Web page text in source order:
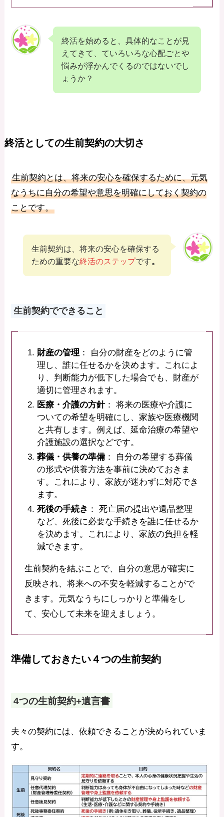
終活を始めると、具体的なことが見
えてきて、ていろいろな心配ごとや
悩みが浮かんでくるのではないでし
ょうか？
終活としての生前契約の大切さ
生前契約とは、将来の安心を確保するために、元気
なうちに自分の希望や意思を明確にしておく契約の
ことです。
生前契約は、将来の安心を確保する
ための重要な終活のステップです。
生前契約でできること
財産の管理 ： 自分の財産をどのように管
理し、誰に任せるかを決めます。これによ
り、判断能力が低下した場合でも、財産が
適切に管理されます。
医療・介護の方針： 将来の医療や介護に
ついての希望を明確にし、家族や医療機関
と共有します。例えば、延命治療の希望や
介護施設の選択などです。
葬儀・供養の準備： 自分の希望する葬儀
の形式や供養方法を事前に決めておきま
す。これにより、家族が迷わずに対応でき
ます。
死後の手続き ： 死亡届の提出や遺品整理
など、死後に必要な手続きを誰に任せるか
を決めます。これにより、家族の負担を軽
減できます。
生前契約を結ぶことで、自分の意思が確実に
反映され、将来への不安を軽減することがで
きます。元気なうちにしっかりと準備をし
て、安心して未来を迎えましょう。
準備しておきたい４つの生前契約
4つの生前契約+遺言書
夫々の契約には、依頼できることが決められていま
す。